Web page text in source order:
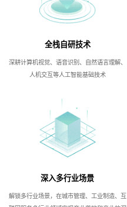
全栈自研技术
深耕计算机视觉、语音识别、自然语言理解、
人机交互等人工智能基础技术
深入多行业场景
解锁多行业场景，在城市管理、工业制造、互